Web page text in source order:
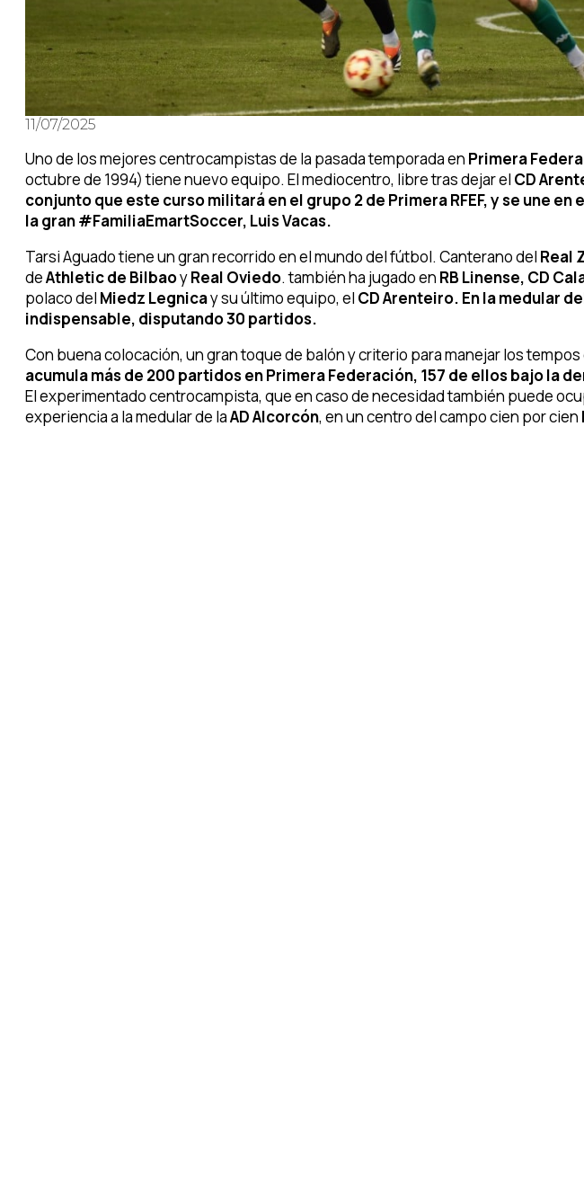
11/07/2025
Uno de los mejores centrocampistas de la pasada temporada en Primera
octubre de 1994) tiene nuevo equipo. El mediocentro, libre tras dejar el CD
conjunto que este curso militará en el grupo 2 de Primera RFEF, y se une
la gran #FamiliaEmartSoccer, Luis Vacas.
Tarsi Aguado tiene un gran recorrido en el mundo del fútbol. Canterano del Real
deAthletic de BilbaoyReal Oviedo. también ha jugado en RB Linense, CD
polaco del Miedz Legnicay su último equipo, el CD Arenteiro. En la medular
indispensable, disputando 30 partidos.
Con buena colocación, un gran toque de balón y criterio para manejar los
acumula más de 200 partidos en Primera Federación, 157 de ellos bajo la
El experimentado centrocampista, que en caso de necesidad también puede
experiencia a la medular de laAD Alcorcón, en un centro del campo cien por cien